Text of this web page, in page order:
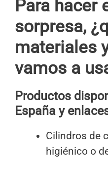
Para hacer
sorpresa,
materiales
vamos a
Productos
España y
Cilindros de
higiénico o